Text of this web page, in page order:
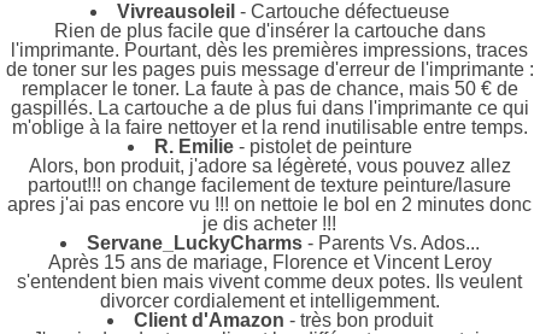
Vivreausoleil - Cartouche défectueuse
Rien de plus facile que d'insérer la cartouche dans
l'imprimante. Pourtant, dès les premières impressions, traces
de toner sur les pages puis message d'erreur de l'imprimante :
remplacer le toner. La faute à pas de chance, mais 50 € de
gaspillés. La cartouche a de plus fui dans l'imprimante ce qui
m'oblige à la faire nettoyer et la rend inutilisable entre temps.
R. Emilie- pistolet de peinture
Alors, bon produit, j'adore sa légèreté, vous pouvez allez
partout!!! on change facilement de texture peinture/lasure
apres j'ai pas encore vu !!! on nettoie le bol en 2 minutes donc
je dis acheter !!!
Servane_LuckyCharms- Parents Vs. Ados...
Après 15 ans de mariage, Florence et Vincent Leroy
s'entendent bien mais vivent comme deux potes. Ils veulent
divorcer cordialement et intelligemment.
Client d'Amazon - très bon produit